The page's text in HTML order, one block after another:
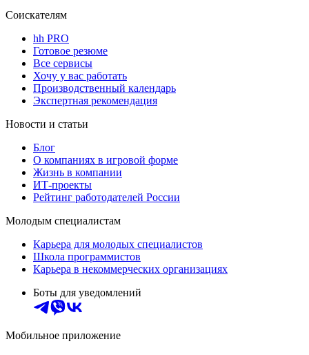
Соискателям
hh PRO
Готовое резюме
Все сервисы
Хочу у вас работать
Производственный календарь
Экспертная рекомендация
Новости и статьи
Блог
О компаниях в игровой форме
Жизнь в компании
ИТ-проекты
Рейтинг работодателей России
Молодым специалистам
Карьера для молодых специалистов
Школа программистов
Карьера в некоммерческих организациях
Боты для уведомлений
Мобильное приложение